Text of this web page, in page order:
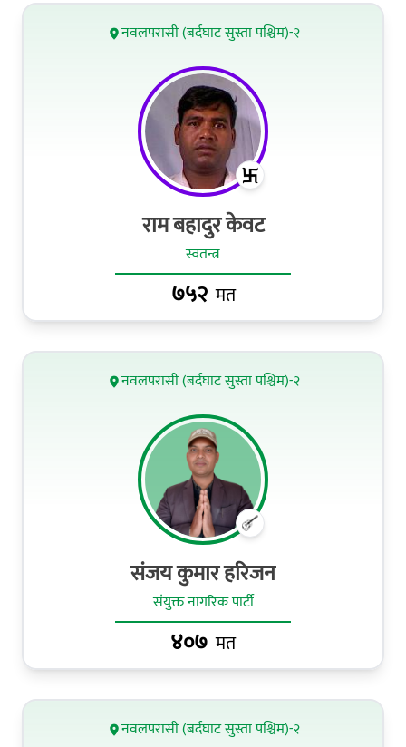
नवलपरासी (बर्दघाट सुस्ता पश्चिम)-२
राम बहादुर केवट
स्वतन्त्र
७५२ मत
नवलपरासी (बर्दघाट सुस्ता पश्चिम)-२
संजय कुमार हरिजन
संयुक्त नागरिक पार्टी
४०७ मत
नवलपरासी (बर्दघाट सुस्ता पश्चिम)-२